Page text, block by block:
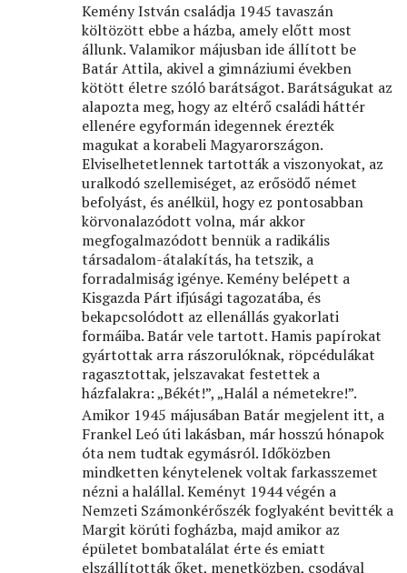
Kemény István családja 1945 tavaszán
költözött ebbe a házba, amely előtt most
állunk. Valamikor májusban ide állított be
Batár Attila, akivel a gimnáziumi években
kötött életre szóló barátságot. Barátságukat az
alapozta meg, hogy az eltérő családi háttér
ellenére egyformán idegennek érezték
magukat a korabeli Magyarországon.
Elviselhetetlennek tartották a viszonyokat, az
uralkodó szellemiséget, az erősödő német
befolyást, és anélkül, hogy ez pontosabban
körvonalazódott volna, már akkor
megfogalmazódott bennük a radikális
társadalom-átalakítás, ha tetszik, a
forradalmiság igénye. Kemény belépett a
Kisgazda Párt ifjúsági tagozatába, és
bekapcsolódott az ellenállás gyakorlati
formáiba. Batár vele tartott. Hamis papírokat
gyártottak arra rászorulóknak, röpcédulákat
ragasztottak, jelszavakat festettek a
házfalakra: „Békét!”, „Halál a németekre!”.
Amikor 1945 májusában Batár megjelent itt, a
Frankel Leó úti lakásban, már hosszú hónapok
óta nem tudtak egymásról. Időközben
mindketten kénytelenek voltak farkasszemet
nézni a halállal. Keményt 1944 végén a
Nemzeti Számonkérőszék foglyaként bevitték a
Margit körúti fogházba, majd amikor az
épületet bombatalálat érte és emiatt
elszállították őket, menetközben, csodával